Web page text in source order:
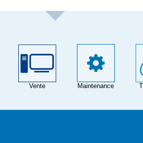
Vente Maintenance